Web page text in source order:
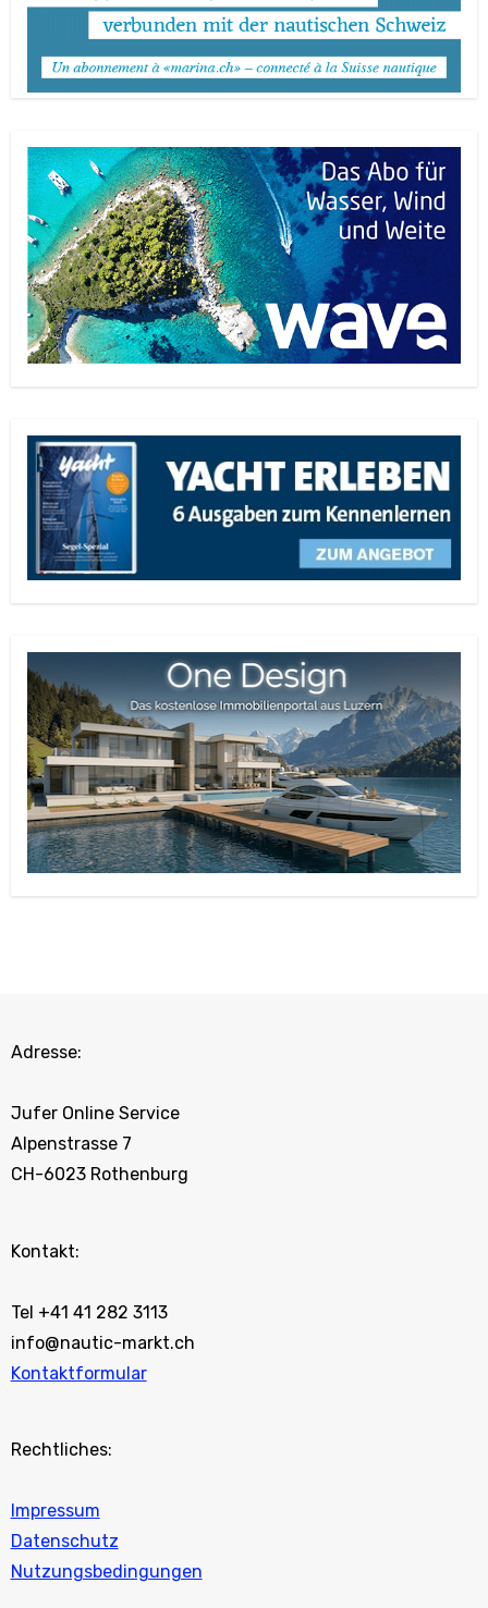
Adresse:
Jufer Online Service
Alpenstrasse 7
CH-6023 Rothenburg
Kontakt:
Tel +41 41 282 3113
info@nautic-markt.ch
Kontaktformular
Rechtliches:
Impressum
Datenschutz
Nutzungsbedingungen